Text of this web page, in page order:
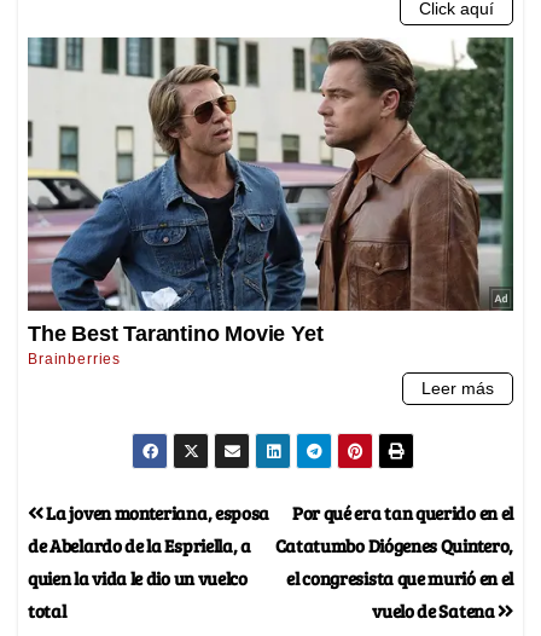
Por qué era tan querido en el
Catatumbo Diógenes Quintero,
el congresista que murió en el
vuelo de Satena
La joven monteriana, esposa
de Abelardo de la Espriella, a
quien la vida le dio un vuelco
total